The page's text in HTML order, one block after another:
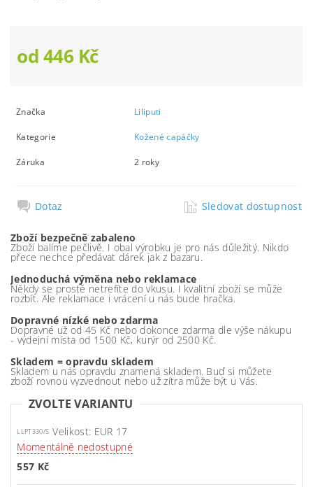
od 446 Kč
Značka Liliputi
Kategorie Kožené capáčky
Záruka 2 roky
Dotaz Sledovat dostupnost
Zboží bezpečně zabaleno
Zboží balíme pečlivě. I obal výrobku je pro nás důležitý. Nikdo
přece nechce předávat dárek jak z bazaru.
Jednoduchá výměna nebo reklamace
Někdy se prostě netrefíte do vkusu. I kvalitní zboží se může
rozbít. Ale reklamace i vrácení u nás bude hračka.
Dopravné nízké nebo zdarma
Dopravné už od 45 Kč nebo dokonce zdarma dle výše nákupu
- výdejní místa od 1500 Kč, kurýr od 2500 Kč.
Skladem = opravdu skladem
Skladem u nás opravdu znamená skladem. Buď si můžete
zboží rovnou vyzvednout nebo už zítra může být u Vás.
ZVOLTE VARIANTU
LLPT330/S Velikost: EUR 17
Momentálně nedostupné
557 Kč